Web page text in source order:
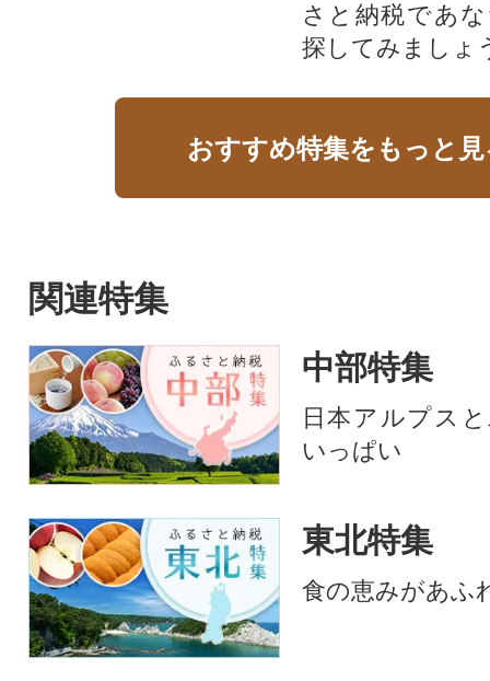
さと納税であ
探してみましょ
おすすめ特集をもっと
関連特集
中部特集
日本アルプス
いっぱい
東北特集
食の恵みがあふ